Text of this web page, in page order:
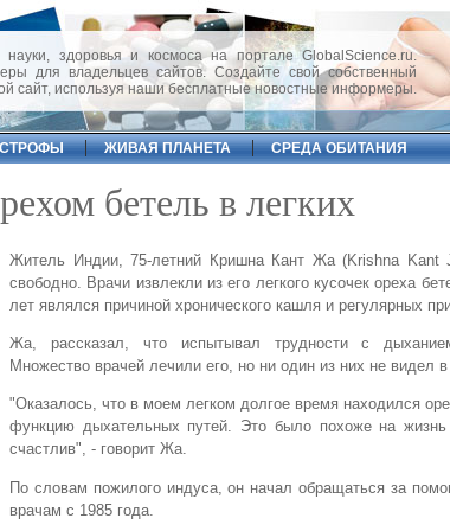
науки, здоровья и космоса на портале GlobalScience.ru.
для владельцев сайтов. Создайте свой собственный
сайт, используя наши бесплатные новостные информеры.
ЖИВАЯ ПЛАНЕТА СРЕДА ОБИТАНИЯ
бетель в легких
Житель Индии, 75-летний Кришна Кант Жа (Krishna Kant
свободно. Врачи извлекли из его легкого кусочек ореха
лет являлся причиной хронического кашля и регулярных
Жа, рассказал, что испытывал трудности с
Множество врачей лечили его, но ни один из них не видел
"Оказалось, что в моем легком долгое время находился
функцию дыхательных путей. Это было похоже на
счастлив", - говорит Жа.
По словам пожилого индуса, он начал обращаться за
врачам с 1985 года.